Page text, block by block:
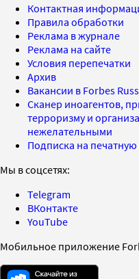
Контактная
Правила обработки
Реклама в журнале
Реклама на сайте
Условия перепечатки
Архив
Вакансии в Forbes
Сканер иноагентов,
терроризму и
нежелательными
Подписка на
Мы в соцсетях:
Telegram
ВКонтакте
YouTube
Мобильное приложение